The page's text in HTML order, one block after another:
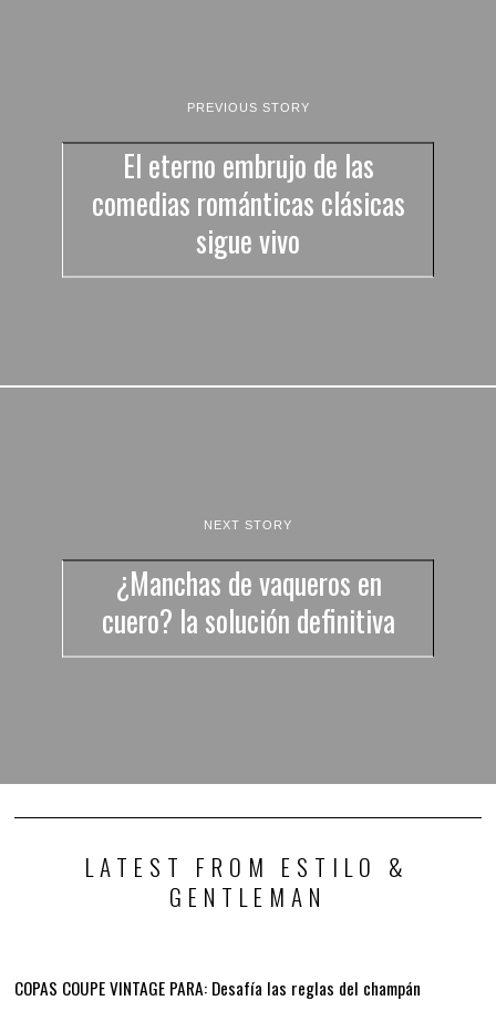
PREVIOUS STORY
El eterno embrujo de las
comedias románticas clásicas
sigue vivo
NEXT STORY
¿Manchas de vaqueros en
cuero? la solución definitiva
LATEST FROM ESTILO &
GENTLEMAN
COPAS COUPE VINTAGE PARA: Desafía las reglas del champán